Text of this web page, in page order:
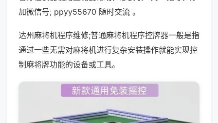
加微信号; ppyy55670 随时交流 。
达州麻将机程序维修;普通麻将机程序控牌器一般是指
通过一些无需对麻将机进行复杂安装操作就能实现控
制麻将牌功能的设备或工具。